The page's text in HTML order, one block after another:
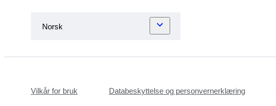
Vilkår for bruk Databeskyttelse og personvernerklæring